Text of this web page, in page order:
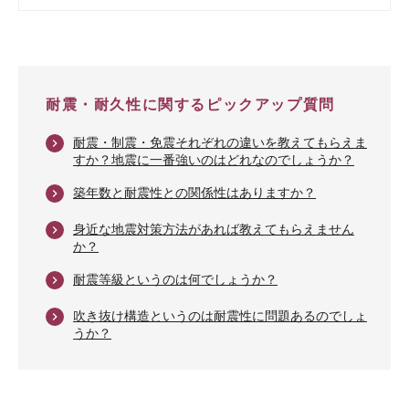
耐震・耐久性に関するピックアップ質問
keyboard_arrow_right
耐震・制震・免震それぞれの違いを教えてもらえま
すか？地震に一番強いのはどれなのでしょうか？
keyboard_arrow_right 築年数と耐震性との関係性はありますか？
keyboard_arrow_right
身近な地震対策方法があれば教えてもらえません
か？
keyboard_arrow_right 耐震等級というのは何でしょうか？
keyboard_arrow_right
吹き抜け構造というのは耐震性に問題あるのでしょ
うか？